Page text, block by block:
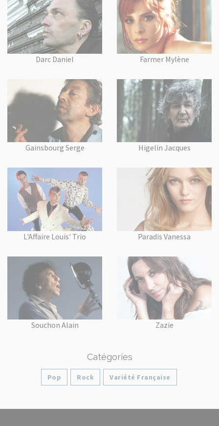
Darc Daniel Farmer Mylène
Gainsbourg Serge Higelin Jacques
L'Affaire Louis' Trio Paradis Vanessa
Souchon Alain Zazie
Catégories
Pop Rock Variété Française